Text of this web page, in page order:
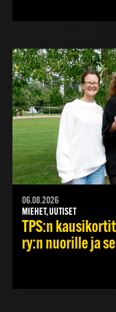
06.08.2026
MIEHET, UUTISET
TPS:n
ry:n nuorille ja